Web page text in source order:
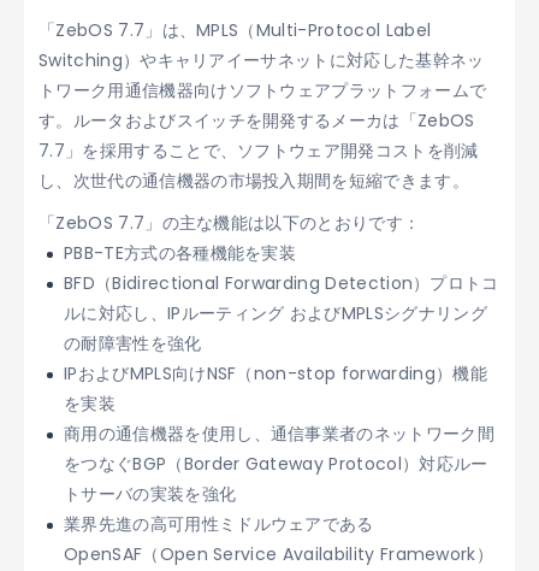
「ZebOS 7.7」は、MPLS（Multi-Protocol Label
Switching）やキャリアイーサネットに対応した基幹ネッ
トワーク用通信機器向けソフトウェアプラットフォームで
す。ルータおよびスイッチを開発するメーカは「ZebOS
7.7」を採用することで、ソフトウェア開発コストを削減
し、次世代の通信機器の市場投入期間を短縮できます。
「ZebOS 7.7」の主な機能は以下のとおりです：
PBB-TE方式の各種機能を実装
BFD（Bidirectional Forwarding Detection）プロトコ
ルに対応し、IPルーティング およびMPLSシグナリング
の耐障害性を強化
IPおよびMPLS向けNSF（non-stop forwarding）機能
を実装
商用の通信機器を使用し、通信事業者のネットワーク間
をつなぐBGP（Border Gateway Protocol）対応ルー
トサーバの実装を強化
業界先進の高可用性ミドルウェアである
OpenSAF（Open Service Availability Framework）